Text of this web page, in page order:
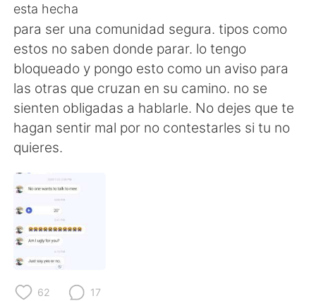
한국어
English 简体中文
繁體中文 Español
العربية
Deutsch
Русский
Indonesia
Türkçe
esta hecha
para ser una comunidad segura. tipos como
estos no saben donde parar. lo tengo
bloqueado y pongo esto como un aviso para
las otras que cruzan en su camino. no se
sienten obligadas a hablarle. No dejes que te
hagan sentir mal por no contestarles si tu no
quieres.
62 17